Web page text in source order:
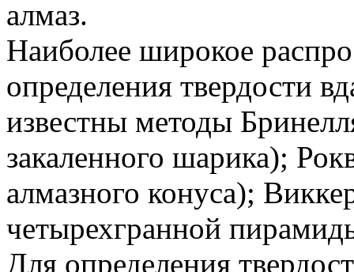
алмаз.
Наиболее широкое
определения твердости
известны методы
закаленного шарика);
алмазного конуса);
четырехгранной
Для определения